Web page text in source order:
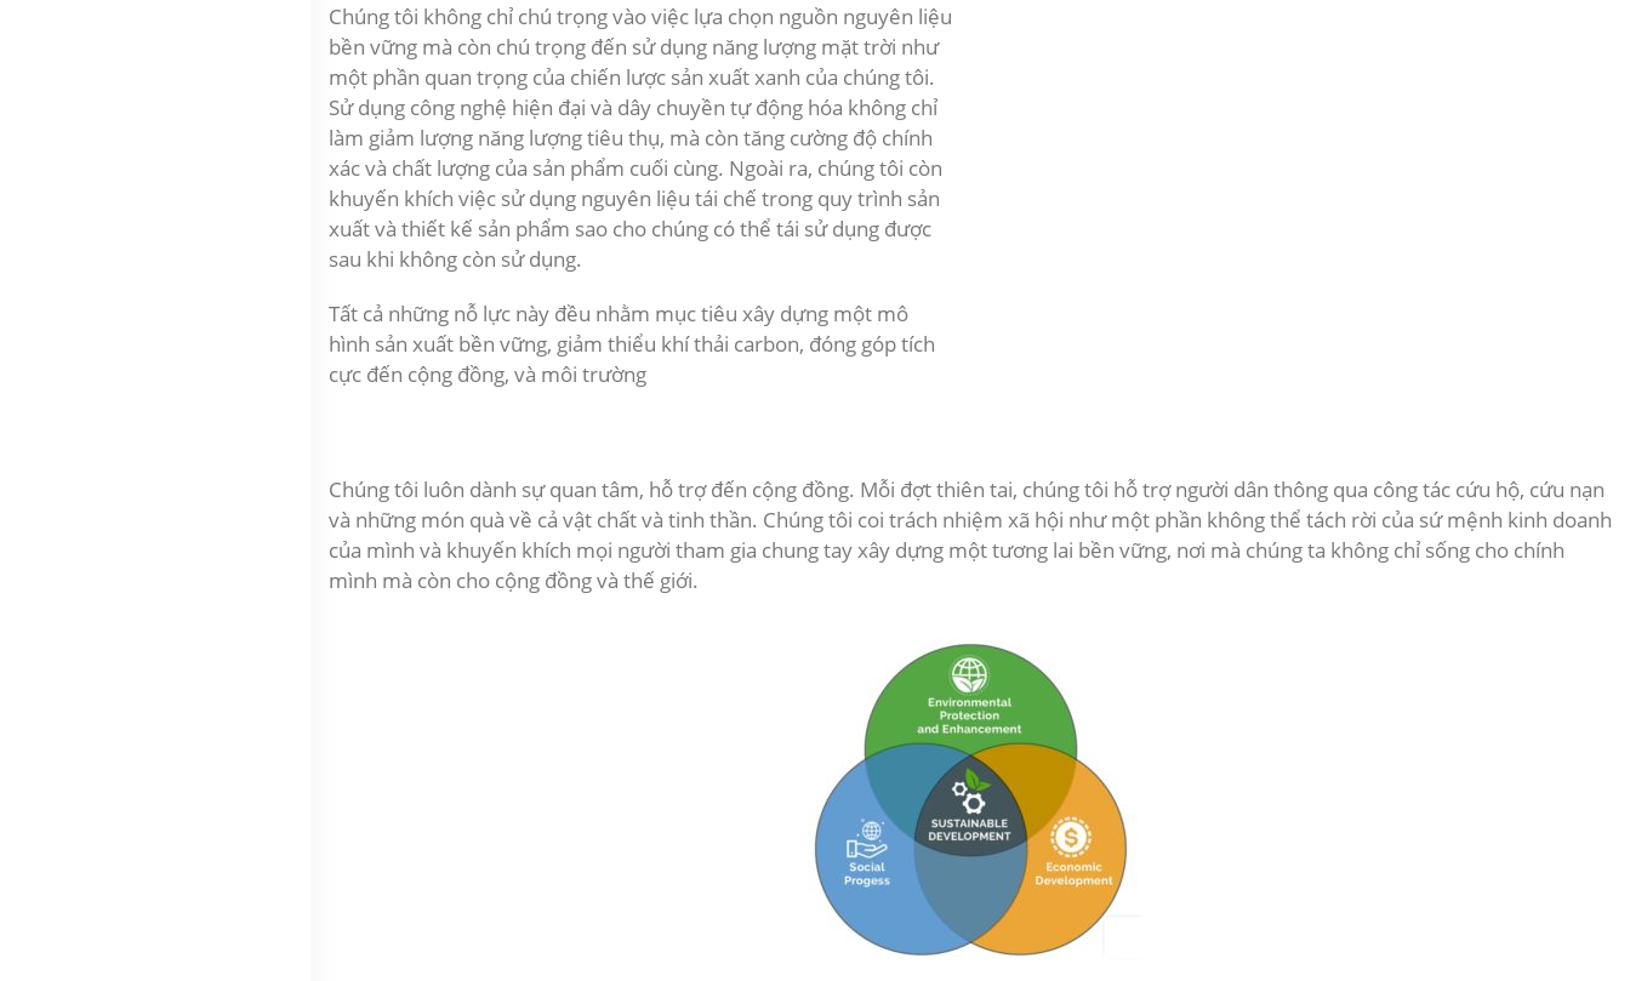
Chúng tôi không chỉ chú trọng vào việc lựa chọn nguồn nguyên liệu
bền vững mà còn chú trọng đến sử dụng năng lượng mặt trời như
một phần quan trọng của chiến lược sản xuất xanh của chúng tôi.
Sử dụng công nghệ hiện đại và dây chuyền tự động hóa không chỉ
làm giảm lượng năng lượng tiêu thụ, mà còn tăng cường độ chính
xác và chất lượng của sản phẩm cuối cùng. Ngoài ra, chúng tôi còn
khuyến khích việc sử dụng nguyên liệu tái chế trong quy trình sản
xuất và thiết kế sản phẩm sao cho chúng có thể tái sử dụng được
sau khi không còn sử dụng.
Tất cả những nỗ lực này đều nhằm mục tiêu xây dựng một mô
hình sản xuất bền vững, giảm thiểu khí thải carbon, đóng góp tích
cực đến cộng đồng, và môi trường
Chúng tôi luôn dành sự quan tâm, hỗ trợ đến cộng đồng. Mỗi đợt thiên tai, chúng tôi hỗ trợ người dân thông qua công tác cứu hộ, cứu nạn
và những món quà về cả vật chất và tinh thần. Chúng tôi coi trách nhiệm xã hội như một phần không thể tách rời của sứ mệnh kinh doanh
của mình và khuyến khích mọi người tham gia chung tay xây dựng một tương lai bền vững, nơi mà chúng ta không chỉ sống cho chính
mình mà còn cho cộng đồng và thế giới.